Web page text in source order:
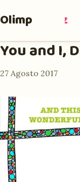
Olimpia Ruiz
You and I,
27 Agosto 2017